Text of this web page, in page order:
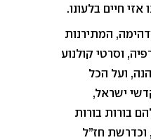
חיים בלעונו.
המתירנות
וסרטי קולנוע
ועל הכל
ישראל,
בורות בורות
וכדרשת חז”ל